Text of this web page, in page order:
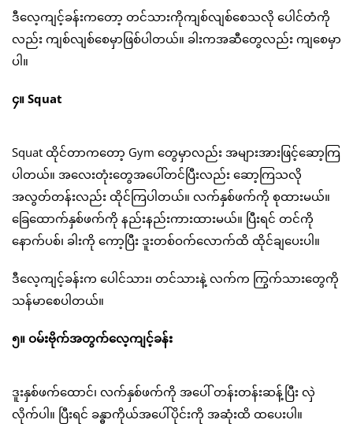
ဒီလေ့ကျင့်ခန်းကတော့ တင်သားကိုကျစ်လျစ်စေသလို ပေါင်တံကို
လည်း ကျစ်လျစ်စေမှာဖြစ်ပါတယ်။ ခါးကအဆီတွေလည်း ကျစေမှာ
ပါ။
၄။ Squat
Squat ထိုင်တာကတော့ Gym တွေမှာလည်း အများအားဖြင့်ဆော့ကြ
ပါတယ်။ အလေးတုံးတွေအပေါ်တင်ပြီးလည်း ဆော့ကြသလို
အလွတ်တန်းလည်း ထိုင်ကြပါတယ်။ လက်နှစ်ဖက်ကို စုထားမယ်။
ခြေထောက်နှစ်ဖက်ကို နည်းနည်းကားထားမယ်။ ပြီးရင် တင်ကို
နောက်ပစ်၊ ခါးကို ကော့ပြီး ဒူးတစ်ဝက်လောက်ထိ ထိုင်ချပေးပါ။
ဒီလေ့ကျင့်ခန်းက ပေါင်သား၊ တင်သားနဲ့ လက်က ကြွက်သားတွေကို
သန်မာစေပါတယ်။
၅။ ဝမ်းဗိုက်အတွက်လေ့ကျင့်ခန်း
ဒူးနှစ်ဖက်ထောင်၊ လက်နှစ်ဖက်ကို အပေါ် တန်းတန်းဆန့်ပြီး လှဲ
လိုက်ပါ။ ပြီးရင် ခန္ဓာကိုယ်အပေါ်ပိုင်းကို အဆုံးထိ ထပေးပါ။